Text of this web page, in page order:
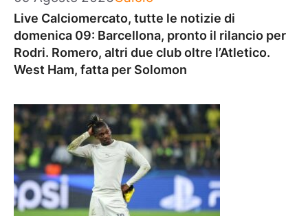
Live Calciomercato, tutte le notizie di
domenica 09: Barcellona, pronto il rilancio per
Rodri. Romero, altri due club oltre l’Atletico.
West Ham, fatta per Solomon